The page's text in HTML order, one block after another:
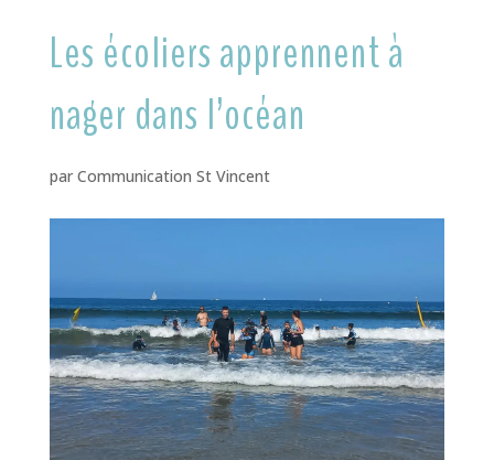
Les écoliers apprennent à
nager dans l’océan
par Communication St Vincent